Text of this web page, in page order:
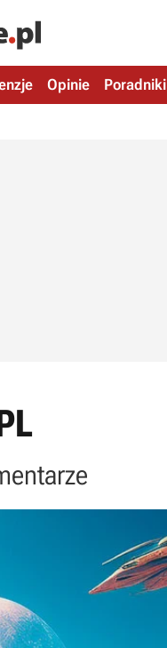
Opinie Poradniki